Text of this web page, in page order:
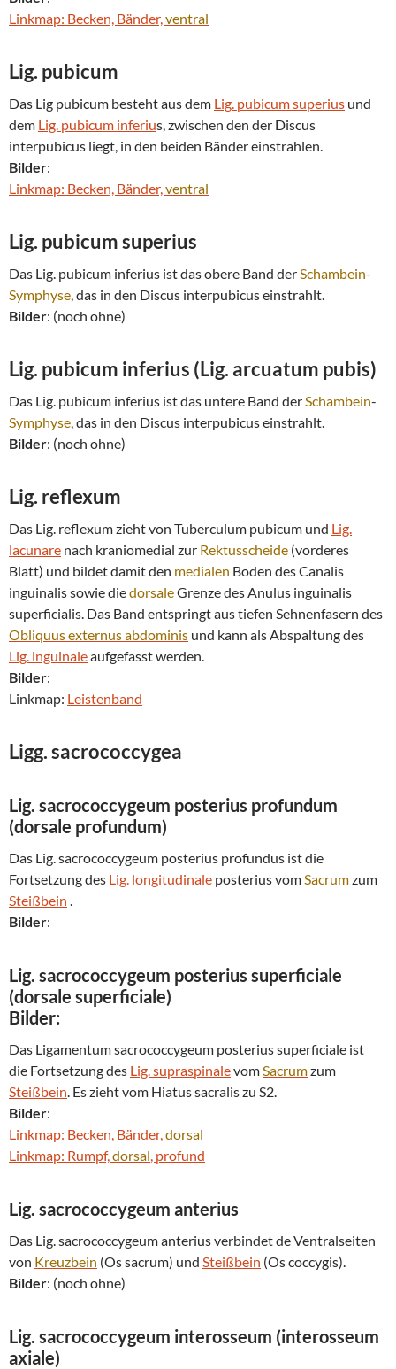
Linkmap: Becken, Bänder, ventral
Lig. pubicum
Das Lig pubicum besteht aus dem Lig. pubicum superius und
dem Lig. pubicum inferius, zwischen den der Discus
interpubicus liegt, in den beiden Bänder einstrahlen.
Bilder:
Linkmap: Becken, Bänder, ventral
Lig. pubicum superius
Das Lig. pubicum inferius ist das obere Band der Schambein-
Symphyse , das in den Discus interpubicus einstrahlt.
Bilder: (noch ohne)
Lig. pubicum inferius (Lig. arcuatum pubis)
Das Lig. pubicum inferius ist das untere Band der Schambein-
Symphyse , das in den Discus interpubicus einstrahlt.
Bilder: (noch ohne)
Lig. reflexum
Das Lig. reflexum zieht von Tuberculum pubicum und Lig.
lacunare nach kraniomedial zur Rektusscheide (vorderes
Blatt) und bildet damit den medialen Boden des Canalis
inguinalis sowie diedorsaleGrenze des Anulus inguinalis
superficialis. Das Band entspringt aus tiefen Sehnenfasern des
Obliquus externus abdominis und kann als Abspaltung des
Lig. inguinaleaufgefasst werden.
Bilder:
Linkmap: Leistenband
Ligg. sacrococcygea
Lig. sacrococcygeum posterius profundum
(dorsale profundum)
Das Lig. sacrococcygeum posterius profundus ist die
Fortsetzung des Lig. longitudinale posterius vom Sacrumzum
Steißbein
Bilder:
Lig. sacrococcygeum posterius superficiale
(dorsale superficiale)
Bilder:
Das Ligamentum sacrococcygeum posterius superficiale ist
die Fortsetzung des Lig. supraspinalevom Sacrumzum
Steißbein . Es zieht vom Hia­tus sacra­lis zu S2.
Bilder:
Linkmap: Becken, Bänder, dorsal
Linkmap: Rumpf, dorsal , profund
Lig. sacrococcygeum anterius
Das Lig. sacrococcygeum anterius verbindet de Ventralseiten
von Kreuzbein (Os sacrum) und Steißbein (Os coccygis).
Bilder: (noch ohne)
Lig. sacrococcygeum interosseum (interosseum
axiale)